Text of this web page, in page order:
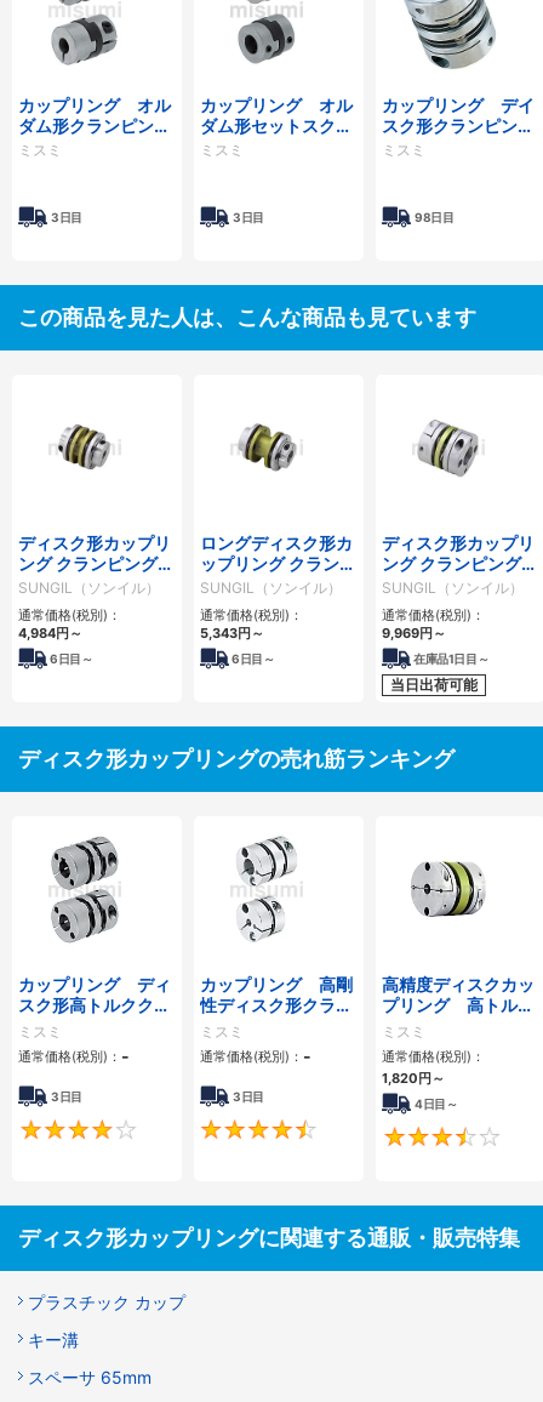
カップリング オル
ダム形クランピング
タイプ
ミスミ
3日目
カップリング オル
ダム形セットスクリ
ュータイプ
ミスミ
3日目
カップリング デイ
スク形クランピング
タイプ／サーボモー
ミスミ
98日目
この商品を見た人は、こんな商品も見ています
ディスク形カップリ
ング クランピングタ
イプ（ダブルディス
ク）SDAA
SUNGIL（ソンイル）
通常価格(税別)：
4,984円～
6日目～
ロングディスク形カ
ップリング クランピ
ングタイプ（ダブル
ディスク）
SUNGIL（ソンイル）
通常価格(税別)：
5,343円～
6日目～
ディスク形カップリ
ング クランピングタ
イプ（ダブルディス
ク） SDW
SUNGIL（ソンイル）
通常価格(税別)：
9,969円～
在庫品1日目～
当日出荷可能
ディスク形カップリングの売れ筋ランキング
カップリング ディ
スク形高トルククラ
ンピングタイプ／サ
ーボモータ対応
ミスミ
通常価格(税別)： -
3日目
4
カップリング 高剛
性ディスク形クラン
ピングタイプ／サー
ボモータ用
ミスミ
通常価格(税別)： -
3日目
4.5
高精度ディスクカッ
プリング 高トル
ク・クランピングタ
イプ
ミスミ
通常価格(税別)：
1,820円～
4日目～
ディスク形カップリングに関連する通販・販売特集
プラスチック カップ
キー溝
スペーサ 65mm